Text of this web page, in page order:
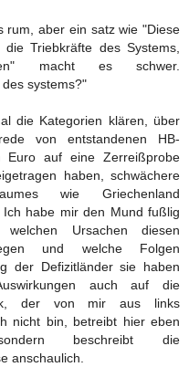
rum, aber ein satz wie "Diese
Triebkräfte des Systems,
macht es schwer.
systems?"
die Kategorien klären, über
von entstandenen HB-
Euro auf eine Zerreißprobe
haben, schwächere
wie Griechenland
habe mir den Mund fußlig
Ursachen diesen
und welche Folgen
der Defizitländer sie haben
auch auf die
der von mir aus links
nicht bin, betreibt hier eben
beschreibt die
anschaulich.